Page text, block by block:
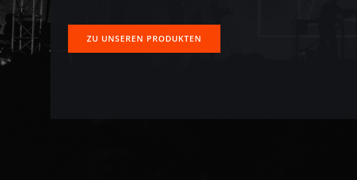
ZU UNSEREN PRODUKTEN